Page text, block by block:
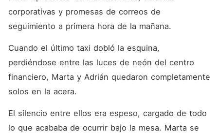
corporativas y promesas de correos de
seguimiento a primera hora de la mañana.
Cuando el último taxi dobló la esquina,
perdiéndose entre las luces de neón del centro
financiero, Marta y Adrián quedaron completamente
solos en la acera.
El silencio entre ellos era espeso, cargado de todo
lo que acababa de ocurrir bajo la mesa. Marta se